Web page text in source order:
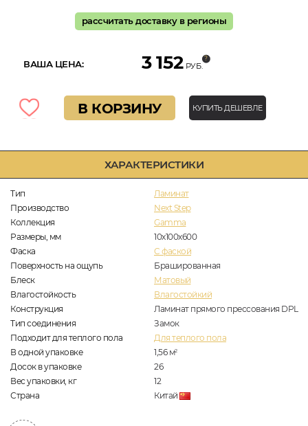
ХАРАКТЕРИСТИКИ
Тип
Ламинат
Производство
Next Step
Коллекция
Gamma
Размеры, мм
10х100х600
Фаска
C фаской
Поверхность на ощупь
Брашированная
Блеск
Матовый
Влагостойкость
Влагостойкий
Конструкция
Ламинат прямого прессования DPL
Тип соединения
Замок
Подходит для теплого пола
Для теплого пола
В одной упаковке
1,56 м2
Досок в упаковке
26
Вес упаковки, кг
12
Страна
Китай
рассчитать доставку в регионы
ВАША ЦЕНА: 3 152 РУБ.
В КОРЗИНУ КУПИТЬ ДЕШЕВЛЕ